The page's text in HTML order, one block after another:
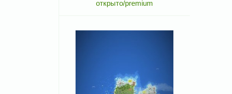
открыто/premium